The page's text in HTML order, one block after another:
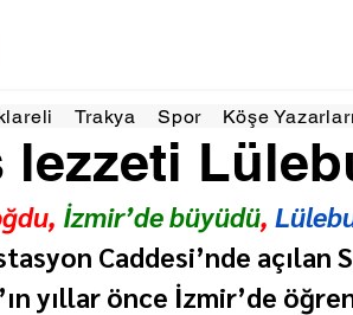
Trakya Spor Köşe Yazarları
Ara 2025 1 dakikada okunur
İzmir’de büyüdü,
Caddesi’nde açılan
yıllar önce İzmir’de